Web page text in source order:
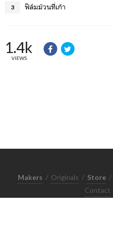
3 ฟิล์มม้วนที่เก้า
1.4k
VIEWS
Makers / Originals / Store /
Contact